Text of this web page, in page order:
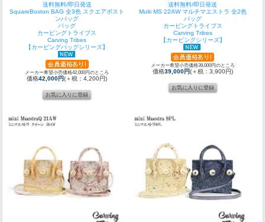
送料無料/即日発送
SquareBoston BAG 全3色 スクエアボスト
ンバッグ
バッグ
カービングトライブス
Carving Tribes
【カービングバッグシリーズ】
メーカー希望小売価格42,000円のところ
価格42,000円(＋税：4,200円)
送料無料/即日発送
Multi MS 22AW マルチマエストラ 全2色
バッグ
カービングトライブス
Carving Tribes
【カービングシリーズ】
メーカー希望小売価格39,000円のところ
価格39,000円(＋税：3,900円)